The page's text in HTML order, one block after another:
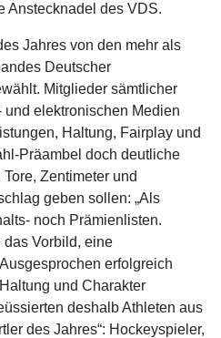
Anstecknadel des VDS.
Jahres von den mehr als
Deutscher
Mitglieder sämtlicher
elektronischen Medien
Haltung, Fairplay und
Präambel doch deutliche
Zentimeter und
geben sollen: „Als
noch Prämienlisten.
das Vorbild, eine
erfolgreich
und Charakter
deshalb Athleten aus
des Jahres“: Hockeyspieler,